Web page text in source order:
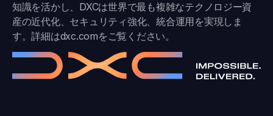
知識を活かし、DXCは世界で最も複雑なテクノロジー資
産の近代化、セキュリティ強化、統合運用を実現しま
す。詳細はdxc.comをご覧ください。